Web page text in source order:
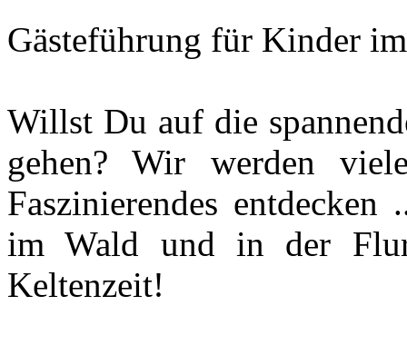
Gästeführung für Kinder
Willst Du auf die
gehen? Wir werden
Faszinierendes
im Wald und in der
Keltenzeit!